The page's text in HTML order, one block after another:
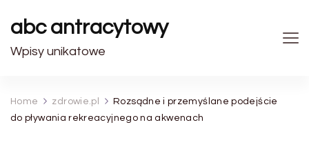
abc antracytowy
Wpisy unikatowe
Home zdrowie.pl
Rozsądne i przemyślane podejście
do pływania rekreacyjnego na akwenach